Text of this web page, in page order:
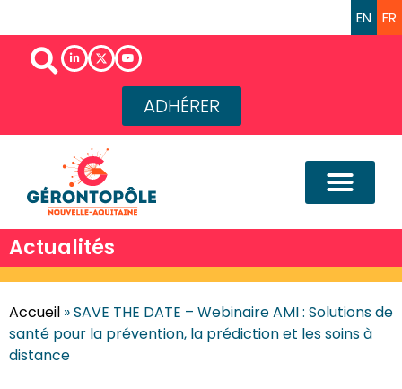
FR
EN
ADHÉRER
Actualités
Accueil »SAVE THE DATE – Webinaire AMI : Solutions de
santé pour la prévention, la prédiction et les soins à
distance